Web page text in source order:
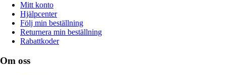
Mitt konto
Hjälpcenter
Följ min beställning
Returnera min beställning
Rabattkoder
Om oss